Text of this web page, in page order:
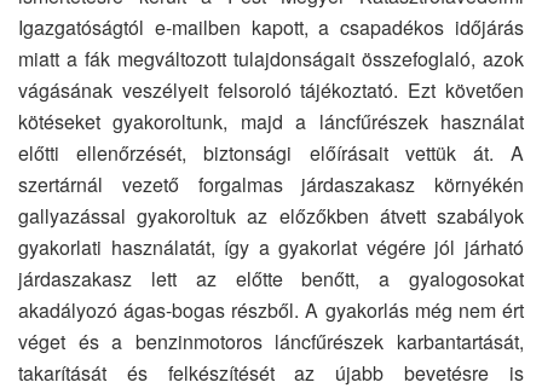
Igazgatóságtól e-mailben kapott, a csapadékos időjárás
miatt a fák megváltozott tulajdonságait összefoglaló, azok
vágásának veszélyeit felsoroló tájékoztató. Ezt követően
kötéseket gyakoroltunk, majd a láncfűrészek használat
előtti ellenőrzését, biztonsági előírásait vettük át. A
szertárnál vezető forgalmas járdaszakasz környékén
gallyazással gyakoroltuk az előzőkben átvett szabályok
gyakorlati használatát, így a gyakorlat végére jól járható
járdaszakasz lett az előtte benőtt, a gyalogosokat
akadályozó ágas-bogas részből. A gyakorlás még nem ért
véget és a benzinmotoros láncfűrészek karbantartását,
takarítását és felkészítését az újabb bevetésre is